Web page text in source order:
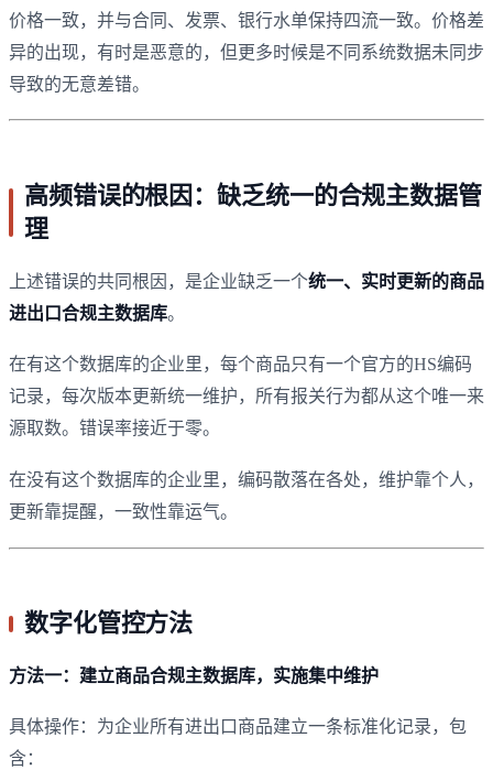
价格一致，并与合同、发票、银行水单保持四流一致。价格差
异的出现，有时是恶意的，但更多时候是不同系统数据未同步
导致的无意差错。
高频错误的根因：缺乏统一的合规主数据管
理
上述错误的共同根因，是企业缺乏一个统一、实时更新的商品
进出口合规主数据库。
在有这个数据库的企业里，每个商品只有一个官方的HS编码
记录，每次版本更新统一维护，所有报关行为都从这个唯一来
源取数。错误率接近于零。
在没有这个数据库的企业里，编码散落在各处，维护靠个人，
更新靠提醒，一致性靠运气。
数字化管控方法
方法一：建立商品合规主数据库，实施集中维护
具体操作：为企业所有进出口商品建立一条标准化记录，包
含：